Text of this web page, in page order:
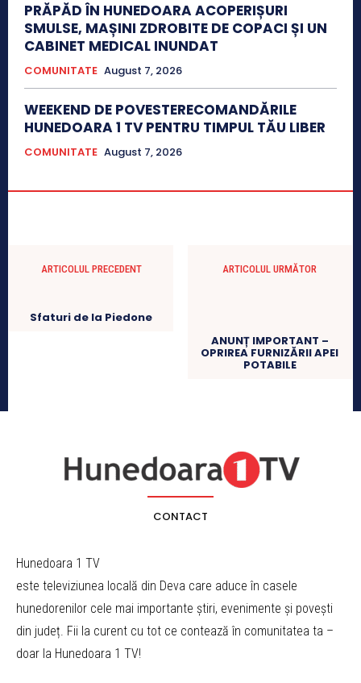
PRĂPĂD ÎN HUNEDOARA ACOPERIȘURI
SMULSE, MAȘINI ZDROBITE DE COPACI ȘI UN
CABINET MEDICAL INUNDAT
COMUNITATE August 7, 2026
WEEKEND DE POVESTERECOMANDĂRILE
HUNEDOARA 1 TV PENTRU TIMPUL TĂU LIBER
COMUNITATE August 7, 2026
ARTICOLUL PRECEDENT
Sfaturi de la Piedone
ARTICOLUL URMĂTOR
ANUNȚ IMPORTANT –
OPRIREA FURNIZĂRII APEI
POTABILE
CONTACT
Hunedoara 1 TV
este televiziunea locală din Deva care aduce în casele
hunedorenilor cele mai importante știri, evenimente și povești
din județ. Fii la curent cu tot ce contează în comunitatea ta –
doar la Hunedoara 1 TV!